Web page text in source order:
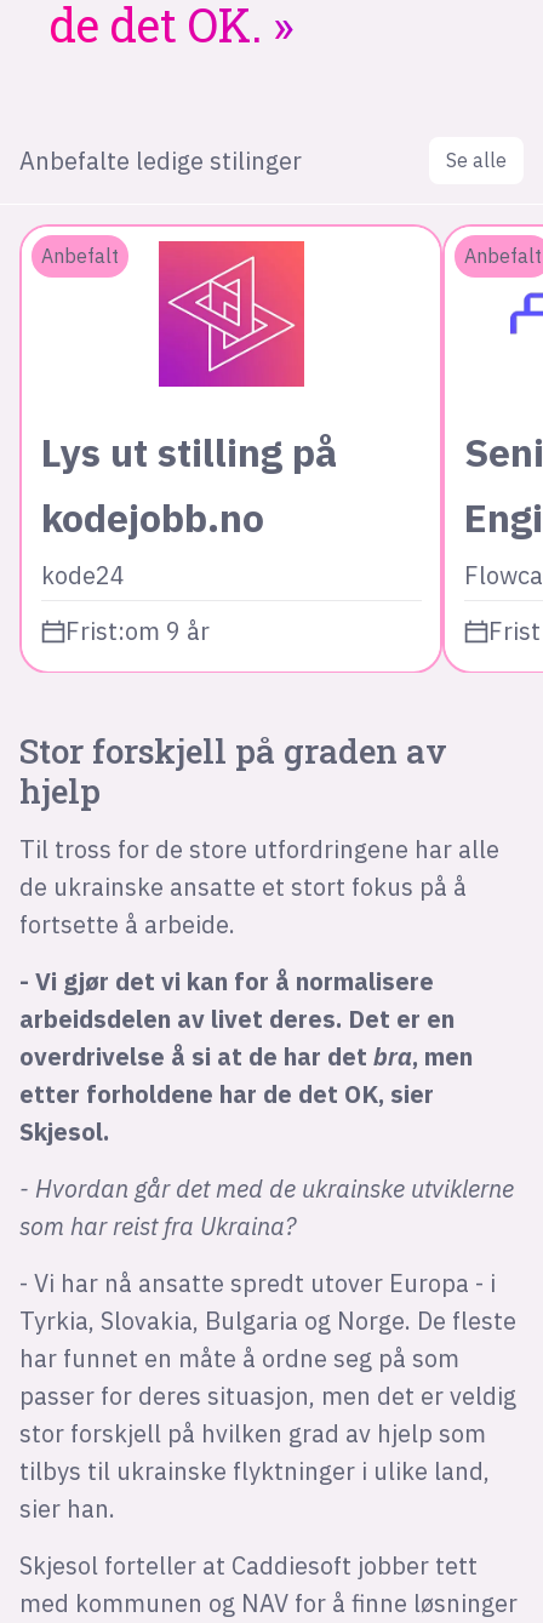
de det OK.
Anbefalte ledige stilinger Se alle
Anbefalt
Lys ut stilling på
kodejobb.no
kode24
Frist:om 9 år
Anbefalt
Stor forskjell på graden av
hjelp
Til tross for de store utfordringene har alle
de ukrainske ansatte et stort fokus på å
fortsette å arbeide.
- Vi gjør det vi kan for å normalisere
arbeidsdelen av livet deres. Det er en
overdrivelse å si at de har det bra, men
etter forholdene har de det OK, sier
Skjesol.
- Hvordan går det med de ukrainske utviklerne
som har reist fra Ukraina?
- Vi har nå ansatte spredt utover Europa - i
Tyrkia, Slovakia, Bulgaria og Norge. De fleste
har funnet en måte å ordne seg på som
passer for deres situasjon, men det er veldig
stor forskjell på hvilken grad av hjelp som
tilbys til ukrainske flyktninger i ulike land,
sier han.
Skjesol forteller at Caddiesoft jobber tett
med kommunen og NAV for å finne løsninger